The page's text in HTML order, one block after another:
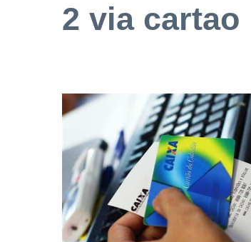
2 via cartao